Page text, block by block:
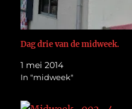
Dag drie van de midweek.
1 mei 2014
In "midweek"